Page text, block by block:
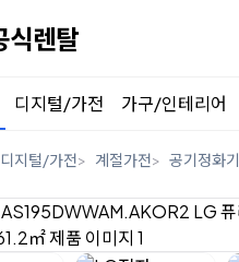
디지털/가전 가구/인테리어
디지털/가전 계절가전 공기정화기